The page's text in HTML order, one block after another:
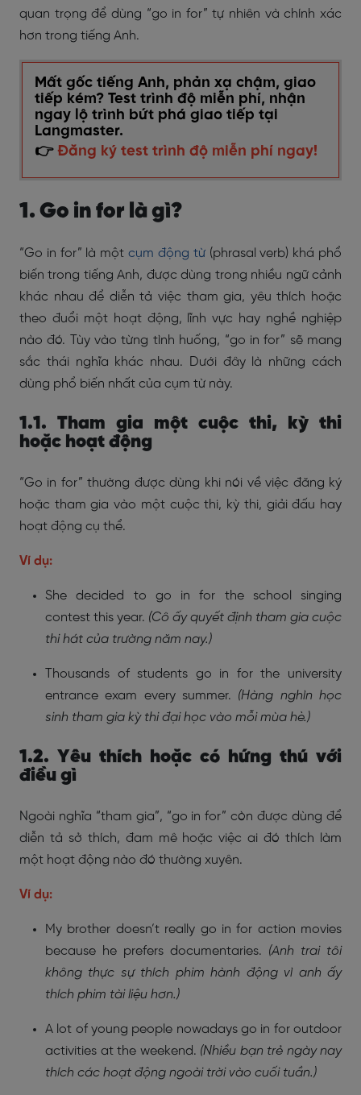
quan trọng để dùng “go in for” tự nhiên và chính xác
hơn trong tiếng Anh.
Mất gốc tiếng Anh, phản xạ chậm, giao
tiếp kém? Test trình độ miễn phí, nhận
ngay lộ trình bứt phá giao tiếp tại
Langmaster.
👉 Đăng ký test trình độ miễn phí ngay!
1. Go in for là gì?
“Go in for” là mộtcụm động từ(phrasal verb) khá phổ
biến trong tiếng Anh, được dùng trong nhiều ngữ cảnh
khác nhau để diễn tả việc tham gia, yêu thích hoặc
theo đuổi một hoạt động, lĩnh vực hay nghề nghiệp
nào đó. Tùy vào từng tình huống, “go in for” sẽ mang
sắc thái nghĩa khác nhau. Dưới đây là những cách
dùng phổ biến nhất của cụm từ này.
1.1. Tham gia một cuộc thi, kỳ thi
hoặc hoạt động
“Go in for” thường được dùng khi nói về việc đăng ký
hoặc tham gia vào một cuộc thi, kỳ thi, giải đấu hay
hoạt động cụ thể.
Ví dụ:
She decided to go in for the school singing
contest this year. (Cô ấy quyết định tham gia cuộc
thi hát của trường năm nay.)
Thousands of students go in for the university
entrance exam every summer. (Hàng nghìn học
sinh tham gia kỳ thi đại học vào mỗi mùa hè.)
1.2. Yêu thích hoặc có hứng thú với
điều gì
Ngoài nghĩa “tham gia”, “go in for” còn được dùng để
diễn tả sở thích, đam mê hoặc việc ai đó thích làm
một hoạt động nào đó thường xuyên.
Ví dụ:
My brother doesn’t really go in for action movies
because he prefers documentaries. (Anh trai tôi
không thực sự thích phim hành động vì anh ấy
thích phim tài liệu hơn.)
A lot of young people nowadays go in for outdoor
activities at the weekend. (Nhiều bạn trẻ ngày nay
thích các hoạt động ngoài trời vào cuối tuần.)